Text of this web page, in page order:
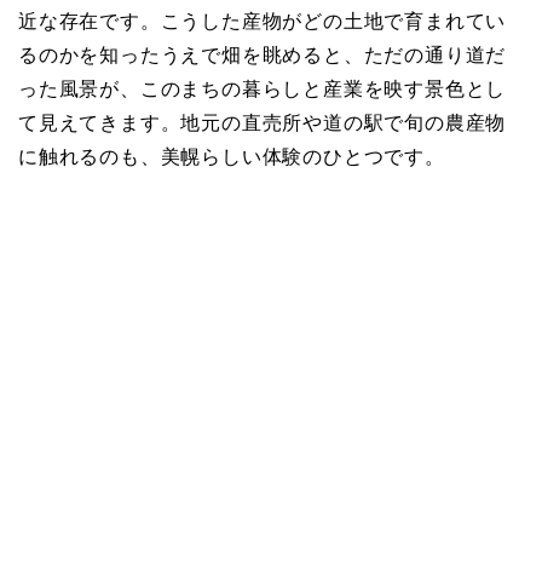
近な存在です。こうした産物がどの土地で育まれてい
るのかを知ったうえで畑を眺めると、ただの通り道だ
った風景が、このまちの暮らしと産業を映す景色とし
て見えてきます。地元の直売所や道の駅で旬の農産物
に触れるのも、美幌らしい体験のひとつです。